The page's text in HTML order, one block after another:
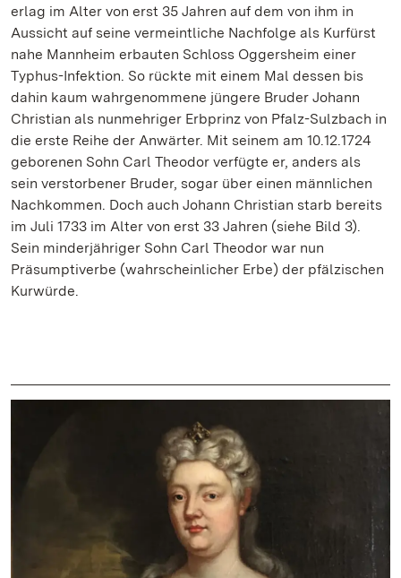
erlag im Alter von erst 35 Jahren auf dem von ihm in
Aussicht auf seine vermeintliche Nachfolge als Kurfürst
nahe Mannheim erbauten Schloss Oggersheim einer
Typhus-Infektion. So rückte mit einem Mal dessen bis
dahin kaum wahrgenommene jüngere Bruder Johann
Christian als nunmehriger Erbprinz von Pfalz-Sulzbach in
die erste Reihe der Anwärter. Mit seinem am 10.12.1724
geborenen Sohn Carl Theodor verfügte er, anders als
sein verstorbener Bruder, sogar über einen männlichen
Nachkommen. Doch auch Johann Christian starb bereits
im Juli 1733 im Alter von erst 33 Jahren (siehe Bild 3).
Sein minderjähriger Sohn Carl Theodor war nun
Präsumptiverbe (wahrscheinlicher Erbe) der pfälzischen
Kurwürde.